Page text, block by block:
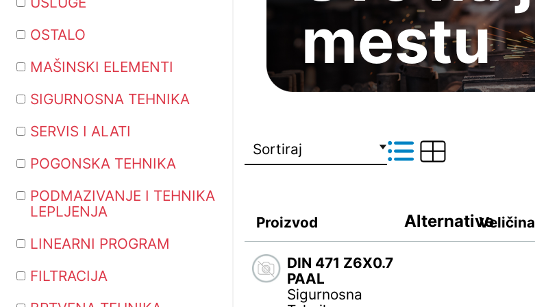
mestu
OSTALO
MAŠINSKI ELEMENTI
SIGURNOSNA TEHNIKA
SERVIS I ALATI
POGONSKA TEHNIKA
PODMAZIVANJE I TEHNIKA
LEPLJENJA
LINEARNI PROGRAM
FILTRACIJA
Proizvod AlternativeVeličina
DIN 471 Z6X0.7
PAAL
Sigurnosna